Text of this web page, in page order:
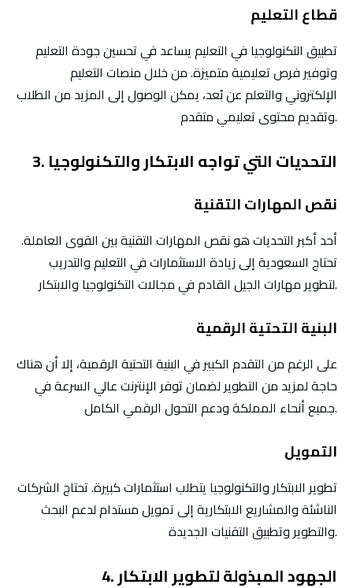
قطاع التعليم
تطبيق التكنولوجيا في التعليم يساعد في تحسين جودة التعليم
وتوفير فرص تعليمية متميزة. من خلال منصات التعليم
الإلكتروني والتعلم عن بُعد، يمكن الوصول إلى المزيد من الطلاب
وتقديم محتوى تعليمي متقدم.
3. التحديات التي تواجه الابتكار والتكنولوجيا
نقص المهارات التقنية
أحد أكبر التحديات هو نقص المهارات التقنية بين القوى العاملة.
تحتاج السعودية إلى زيادة الاستثمارات في التعليم والتدريب
لتطوير مهارات الجيل القادم في مجالات التكنولوجيا والابتكار.
البنية التحتية الرقمية
على الرغم من التقدم الكبير في البنية التحتية الرقمية، إلا أن هناك
حاجة لمزيد من التطوير لضمان توفر الإنترنت عالي السرعة في
جميع أنحاء المملكة ودعم التحول الرقمي الكامل.
التمويل
تطوير الابتكار والتكنولوجيا يتطلب استثمارات كبيرة. تحتاج الشركات
الناشئة والمشاريع الابتكارية إلى تمويل مستدام لدعم البحث
والتطوير وتطبيق التقنيات الجديدة.
4. الجهود المبذولة لتطوير الابتكار